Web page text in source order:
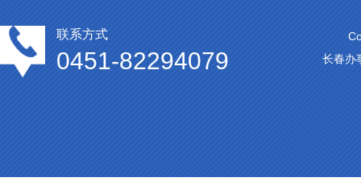
联系方式
0451-82294079
长春办